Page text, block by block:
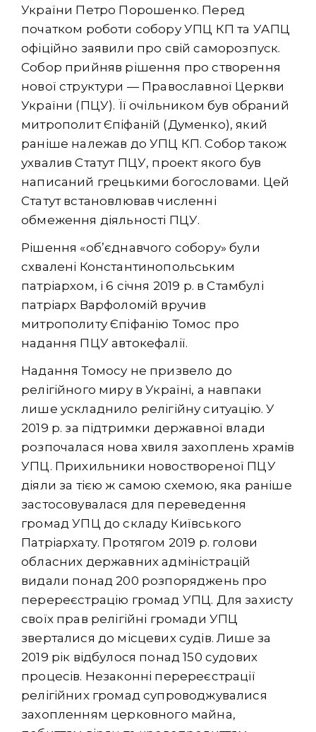
України Петро Порошенко. Перед
початком роботи собору УПЦ КП та УАПЦ
офіційно заявили про свій саморозпуск.
Собор прийняв рішення про створення
нової структури — Православної Церкви
України (ПЦУ). Її очільником був обраний
митрополит Єпіфаній (Думенко), який
раніше належав до УПЦ КП. Собор також
ухвалив Статут ПЦУ, проект якого був
написаний грецькими богословами. Цей
Статут встановлював численні
обмеження діяльності ПЦУ.
Рішення «об’єднавчого собору» були
схвалені Константинопольським
патріархом, і 6 січня 2019 р. в Стамбулі
патріарх Варфоломій вручив
митрополиту Єпіфанію Томос про
надання ПЦУ автокефалії.
Надання Томосу не призвело до
релігійного миру в Україні, а навпаки
лише ускладнило релігійну ситуацію. У
2019 р. за підтримки державної влади
розпочалася нова хвиля захоплень храмів
УПЦ. Прихильники новоствореної ПЦУ
діяли за тією ж самою схемою, яка раніше
застосовувалася для переведення
громад УПЦ до складу Київського
Патріархату. Протягом 2019 р. голови
обласних державних адміністрацій
видали понад 200 розпоряджень про
перереєстрацію громад УПЦ. Для захисту
своїх прав релігійні громади УПЦ
зверталися до місцевих судів. Лише за
2019 рік відбулося понад 150 судових
процесів. Незаконні перереєстрації
релігійних громад супроводжувалися
захопленням церковного майна,